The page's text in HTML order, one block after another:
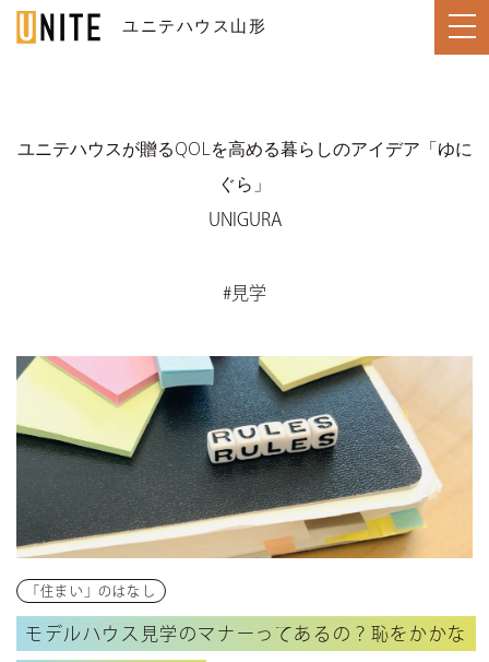
ユニテハウス山形
ユニテハウスの施工事例
HOUSE MAKING ユニテハウスの家づくり
Q&A よくある質問
MODEL HOUSE ユニテ山形のモデルハウス
COMPANY 会社について
- NEWS
- RECRUIT 採用情報
- CORPORATE 企業情報
ユニテハウスが贈るQOLを高める暮らしのアイデア「ゆに
ぐら」
UNIGURA
#見学
「住まい」のはなし
モデルハウス見学のマナーってあるの？恥をかかな